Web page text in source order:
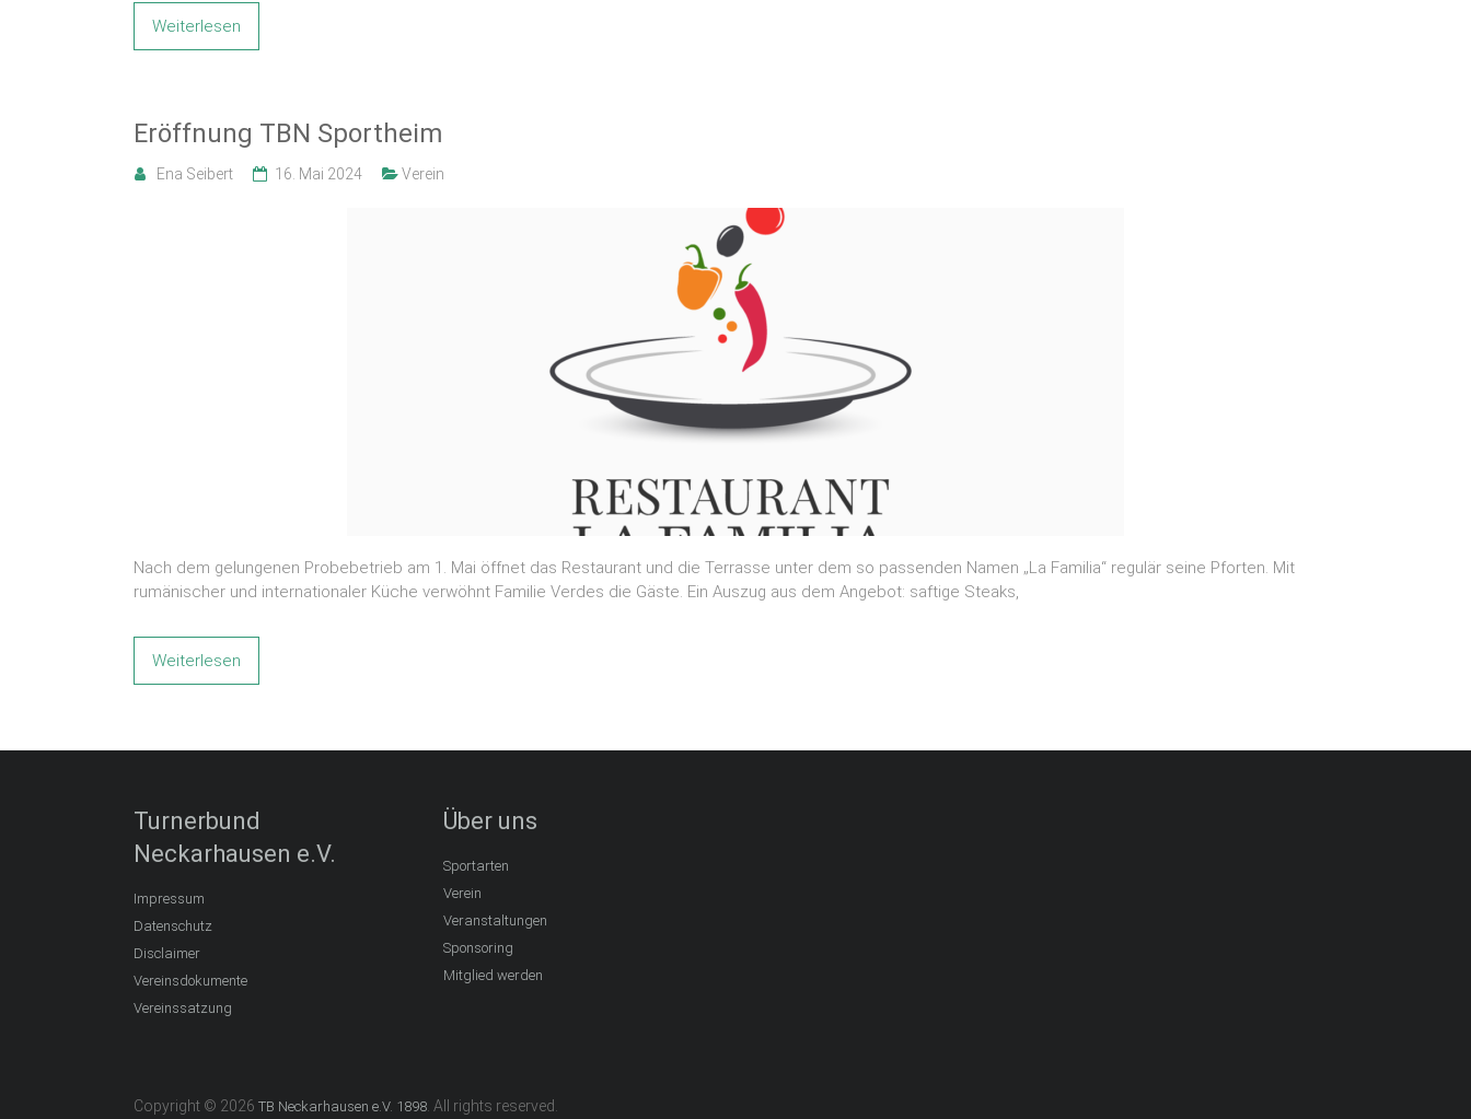
Weiterlesen
Eröffnung TBN Sportheim
Ena Seibert 16. Mai 2024 Verein
Nach dem gelungenen Probebetrieb am 1. Mai öffnet das Restaurant und die Terrasse unter dem so passenden Namen „La Familia“ regulär seine Pforten. Mit
rumänischer und internationaler Küche verwöhnt Familie Verdes die Gäste. Ein Auszug aus dem Angebot: saftige Steaks,
Weiterlesen
Turnerbund
Neckarhausen e.V.
Impressum
Datenschutz
Disclaimer
Vereinsdokumente
Vereinssatzung
Über uns
Sportarten
Verein
Veranstaltungen
Sponsoring
Mitglied werden
Copyright © 2026 TB Neckarhausen e.V. 1898 . All rights reserved.